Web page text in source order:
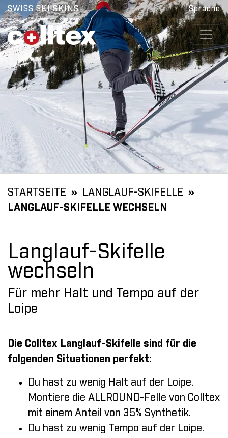
SWISS SKI SKINS Sprache
STARTSEITE
LANGLAUF-SKIFELLE
LANGLAUF-SKIFELLE WECHSELN
Langlauf-Skifelle
wechseln
Für mehr Halt und Tempo auf der
Loipe
Die Colltex Langlauf-Skifelle sind für die
folgenden Situationen perfekt:
Du hast zu wenig Halt auf der Loipe.
Montiere die ALLROUND-Felle von Colltex
mit einem Anteil von 35% Synthetik.
Du hast zu wenig Tempo auf der Loipe.